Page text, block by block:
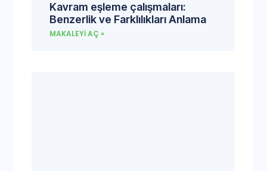
Kavram eşleme çalışmaları:
Benzerlik ve Farklılıkları Anlama
MAKALEYI AÇ »